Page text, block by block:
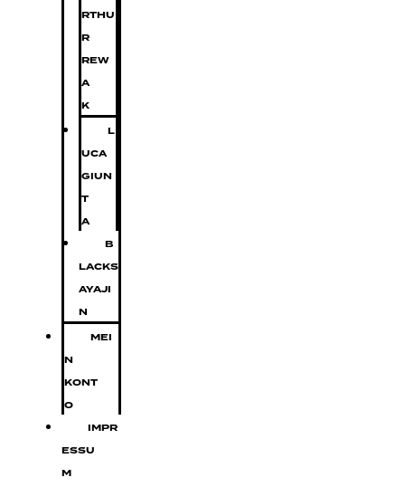
RTHU
R
REW
A
K
L
UCA
GIUN
T
A
B
LACKS
AYAJI
N
MEI
N
KONT
O
IMPR
ESSU
M